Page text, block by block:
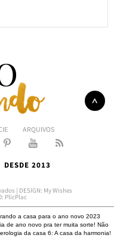
ARQUIVOS
DESDE 2013
| DESIGN: My Wishes
PlicPlac
a casa para o ano novo 2023
de ano novo pra ter muita sorte! Não
da casa 6: A casa da harmonia!